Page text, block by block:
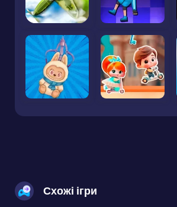
Схожі ігри